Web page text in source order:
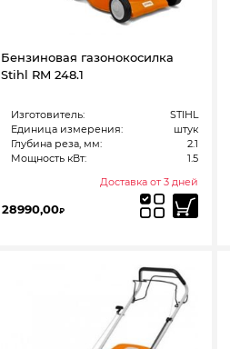
Бензиновая газонокосилка
Stihl RM 248.1
Изготовитель:
STIHL
Единица измерения:
штук
Глубина реза, мм:
2.1
Мощность кВт:
1.5
Доставка от 3 дней
28990,00₽